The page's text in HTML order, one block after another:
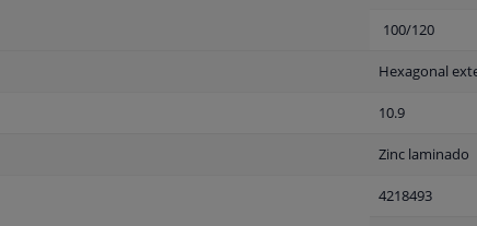
100/120
Hexagonal
10.9
Zinc laminado
4218493